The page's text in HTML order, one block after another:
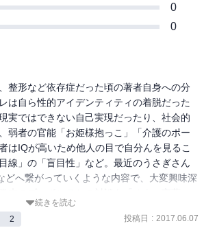
0
0
整形など依存症だった頃の著者自身への分
は自ら性的アイデンティティの着脱だった
実ではできない自己実現だったり、社会的
弱者の官能「お姫様抱っこ」「介護のポー
はIQが高いため他人の目で自分んを見るこ
線」の「盲目性」など。最近のうさぎさん
どへ繋がっていくような内容で、大変興味深
内容も多く必読です。
続きを読む
2 投稿日 : 2017.06.07